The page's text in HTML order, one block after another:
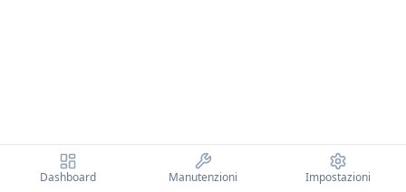
Dashboard Manutenzioni Impostazioni